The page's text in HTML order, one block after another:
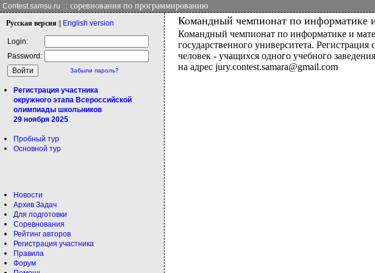
Contest.samsu.ru :: соревнования по программированию
Русская версия Eng lish version
Login:
Password:
Забыли пароль?
Регистрация участника
окружного этапа Всероссийской
олимпиады школьников
29 ноября 2025
Пробный тур
Основной тур
Новости
Архив Задач
Для подготовки
Соревнования
Рейтинг авторов
Регистрация участника
Правила
Форум
Командный чемпионат по информатике
Командный чемпионат по информатике и
государственного университета.
человек - учащихся одного учебного
на адрес jury.contest.samara@gmail.com